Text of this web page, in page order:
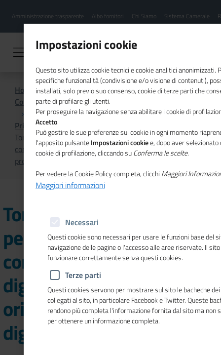
contenuto
Menu
hamburgher
Amministrazione trasparente Albo fornitori Chi Siamo Sistema Camerale
Home
Comunicazione istituzionale per il sistema camerale
Primo Piano
Torna ‘Smash or Pass’, il percorso educativo per
contrastare il divario digitale di genere e orientare sulle
professioni digitali
Torna ‘Smash or Pass’, il
percorso educativo per
contrastare il divario
digitale di genere e
orientare sulle professioni
digitali
Impostazioni cookie
Questo sito utilizza cookie tecnici e cookie analitici anonimizzati.
specifiche funzionalità (condivisione e/o visione di contenuti),
installati, solo previo suo consenso, cookie di terze parti che
parte di profilare gli utenti.
Per proseguire la navigazione senza abilitare i cookie di
Accetto.
Può gestire le sue preferenze sui cookie in ogni momento
l'apposito pulsanteImpostazioni cookiee, dopo aver
cookie di profilazione, cliccando suConferma le scelte.
Per vedere la Cookie Policy completa, clicchi Maggiori
Maggiori informazioni
Necessari
Questi cookie sono necessari per usare le funzioni base del
navigazione delle pagine o l'accesso alle aree riservate. Il
funzionare correttamente senza questi cookies.
Terze parti
Questi cookies servono per mostrare sul sito le bacheche
collegati al sito, in particolare Facebook e Twitter. Queste
rendono più completa l'informazione fornita dal sito ma non
per ottenere un'informazione completa.